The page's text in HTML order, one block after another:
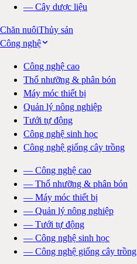
— Cây dược liệu
Chăn nuôiThủy sản
Công nghệ
Công nghệ cao
Thổ nhưỡng & phân bón
Máy móc thiết bị
Quản lý nông nghiệp
Tưới tự động
Công nghệ sinh học
Công nghệ giống cây trồng
— Công nghệ cao
— Thổ nhưỡng & phân bón
— Máy móc thiết bị
— Quản lý nông nghiệp
— Tưới tự động
— Công nghệ sinh học
— Công nghệ giống cây trồng